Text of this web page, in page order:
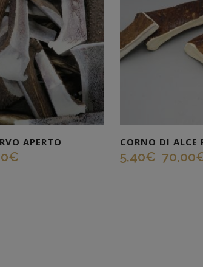
APERTO
€
CORNO DI ALCE
5,40€ - 70,00